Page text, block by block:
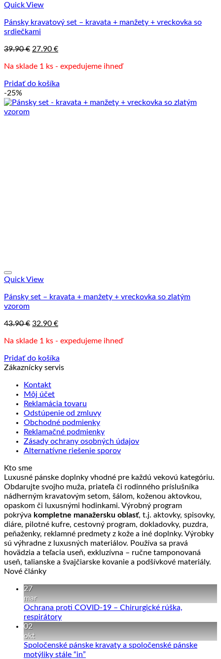
Quick View
Pánsky kravatový set – kravata + manžety + vreckovka so
srdiečkami
39.90€ Pôvodná
bola:
27.90 €Aktuálna
je:
Na sklade 1 ks - expedujeme ihneď
Pridať do košíka
-25%
Quick View
Pánsky set – kravata + manžety + vreckovka so zlatým
vzorom
43.90€ Pôvodná
bola:
32.90 €Aktuálna
je:
Na sklade 1 ks - expedujeme ihneď
Pridať do košíka
Zákaznícky servis
Kontakt
Môj účet
Reklamácia tovaru
Odstúpenie od zmluvy
Obchodné podmienky
Reklamačné podmienky
Zásady ochrany osobných údajov
Alternatívne riešenie sporov
Kto sme
Luxusné pánske doplnky vhodné pre každú vekovú kategóriu.
Obdarujte svojho muža, priateľa či rodinného príslušníka
nádherným kravatovým setom, šálom, koženou aktovkou,
opaskom či luxusnými hodinkami. Výrobný program
pokrýva kompletne manažersku oblasť, t.j. aktovky, spisovky,
diáre, pilotné kufre, cestovný program, dokladovky, puzdra,
peňaženky, reklamné predmety z kože a iné doplnky. Výrobky
sú výhradne z luxusných materiálov. Používa sa pravá
hovädzia a teľacia useň, exkluzívna – ručne tamponovaná
useň, talianske a švajčiarske kovanie a podšívkové materiály.
Nové články
27
mar
Ochrana proti COVID-19 – Chirurgické rúška,
respirátoryŽiadne
Ochrana
proti
02
okt
Spoločenské pánske kravaty a spoločenské pánske
motýliky stále “in”